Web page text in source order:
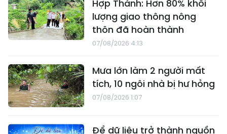
Hợp Thành: Hơn 80% khối
lượng giao thông nông
thôn đã hoàn thành
07/08/2026 4:13
Mưa lớn làm 2 người mất
tích, 10 ngôi nhà bị hư hỏng
07/08/2026 1:07
Để dữ liệu trở thành nguồn